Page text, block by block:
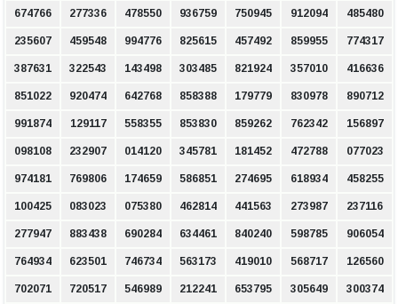
674766 277336 478550 936759 750945 912094 485480
235607 459548 994776 825615 457492 859955 774317
387631 322543 143498 303485 821924 357010 416636
851022 920474 642768 858388 179779 830978 890712
991874 129117 558355 853830 859262 762342 156897
098108 232907 014120 345781 181452 472788 077023
974181 769806 174659 586851 274695 618934 458255
100425 083023 075380 462814 441563 273987 237116
277947 883438 690284 634461 840240 598785 906054
764934 623501 746734 563173 419010 568717 126560
702071 720517 546989 212241 653795 305649 300374